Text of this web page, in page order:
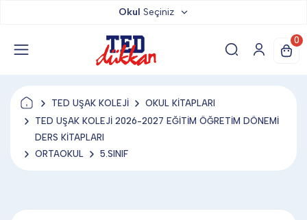
TED YAYINLARI
TED LOKUM
Okul Seçiniz
0
TED UŞAK KOLEJİ
OKUL KİTAPLARI
TED UŞAK KOLEJİ 2026-2027 EĞİTİM ÖĞRETİM DÖNEMİ
DERS KİTAPLARI
ORTAOKUL
5.SINIF